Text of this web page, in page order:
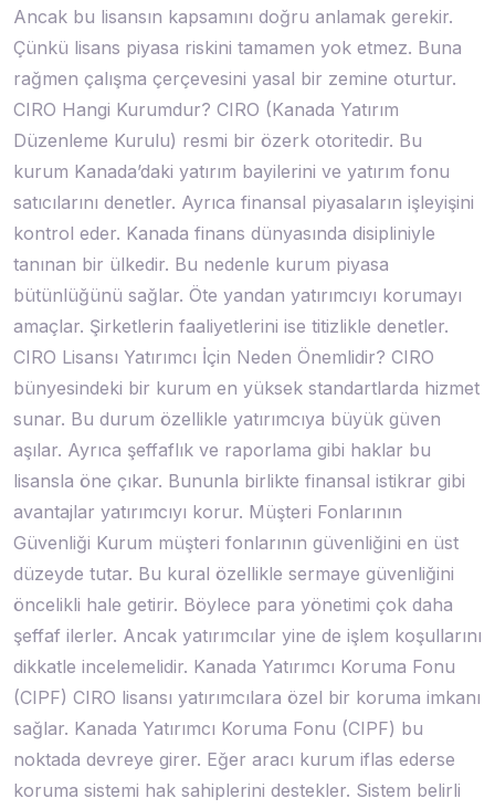
Ancak bu lisansın kapsamını doğru anlamak gerekir.
Çünkü lisans piyasa riskini tamamen yok etmez. Buna
rağmen çalışma çerçevesini yasal bir zemine oturtur.
CIRO Hangi Kurumdur? CIRO (Kanada Yatırım
Düzenleme Kurulu) resmi bir özerk otoritedir. Bu
kurum Kanada’daki yatırım bayilerini ve yatırım fonu
satıcılarını denetler. Ayrıca finansal piyasaların işleyişini
kontrol eder. Kanada finans dünyasında disipliniyle
tanınan bir ülkedir. Bu nedenle kurum piyasa
bütünlüğünü sağlar. Öte yandan yatırımcıyı korumayı
amaçlar. Şirketlerin faaliyetlerini ise titizlikle denetler.
CIRO Lisansı Yatırımcı İçin Neden Önemlidir? CIRO
bünyesindeki bir kurum en yüksek standartlarda hizmet
sunar. Bu durum özellikle yatırımcıya büyük güven
aşılar. Ayrıca şeffaflık ve raporlama gibi haklar bu
lisansla öne çıkar. Bununla birlikte finansal istikrar gibi
avantajlar yatırımcıyı korur. Müşteri Fonlarının
Güvenliği Kurum müşteri fonlarının güvenliğini en üst
düzeyde tutar. Bu kural özellikle sermaye güvenliğini
öncelikli hale getirir. Böylece para yönetimi çok daha
şeffaf ilerler. Ancak yatırımcılar yine de işlem koşullarını
dikkatle incelemelidir. Kanada Yatırımcı Koruma Fonu
(CIPF) CIRO lisansı yatırımcılara özel bir koruma imkanı
sağlar. Kanada Yatırımcı Koruma Fonu (CIPF) bu
noktada devreye girer. Eğer aracı kurum iflas ederse
koruma sistemi hak sahiplerini destekler. Sistem belirli